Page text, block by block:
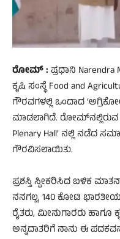
ರೋಮ್ : ಪ್ರಧಾನಿ
ಕೃಷಿ ಸಂಸ್ಥೆ Food and
ಗೌರವಗಳಲ್ಲಿ ಒಂದಾದ
ಮಾಡಲಾಗಿದೆ. ರೋಮ್‌ನಲ್ಲಿರುವ
Plenary Hall’ ನಲ್ಲಿ ನಡೆದ
ಗೌರವಿಸಲಾಯಿತು.
ಪ್ರಶಸ್ತಿ ಸ್ವೀಕರಿಸಿದ ಬಳಿಕ
ನನಗಲ್ಲ, 140 ಕೋಟಿ
ರೈತರು, ಮೀನುಗಾರರು ಹಾಗೂ
ಅನ್ನದಾತರಿಗೆ ನಾನು ಈ